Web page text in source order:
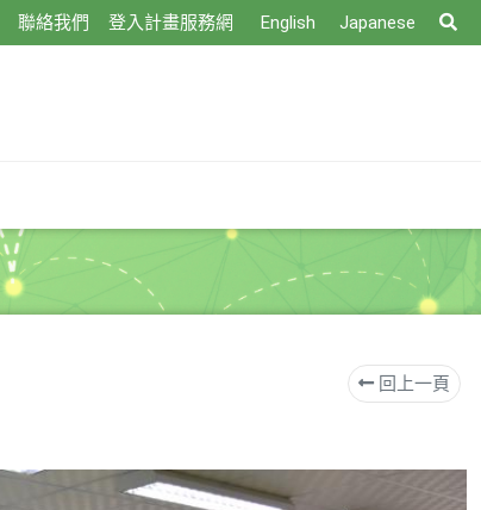
聯絡我們 登入計畫服務網 English Japanese
尋
回上一頁